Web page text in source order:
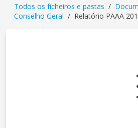
Todos os ficheiros e pastas /
Conselho Geral / Relatório PAAA